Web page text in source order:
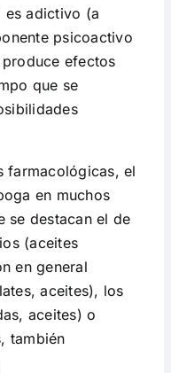
es adictivo (a
psicoactivo
efectos
que se
farmacológicas, el
en muchos
se destacan el de
(aceites
en general
aceites), los
aceites) o
también